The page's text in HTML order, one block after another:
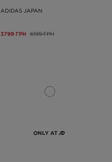
ADIDAS JAPAN
3799 ГРН 6199 ГРН
ONLY AT